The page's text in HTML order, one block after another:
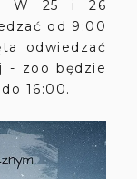
W 25 i 26
od 9:00
odwiedzać
- zoo będzie
16:00.